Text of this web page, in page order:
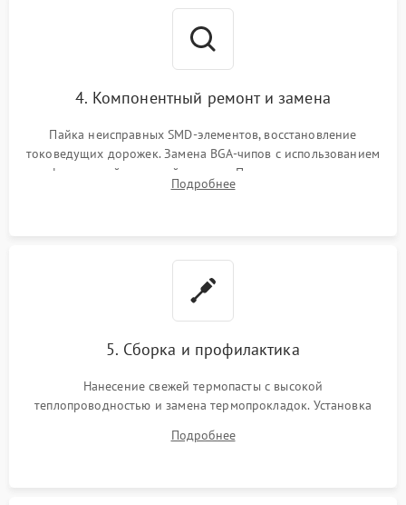
4. Компонентный ремонт и замена
Пайка неисправных SMD-элементов, восстановление
токоведущих дорожек. Замена BGA-чипов с использованием
инфракрасной паяльной станции. Прошивка микросхемы
BIOS или замена поврежденных портов USB
Подробнее
5. Сборка и профилактика
Нанесение свежей термопасты с высокой
теплопроводностью и замена термопрокладок. Установка
шлейфов, модулей памяти и накопителей. Предварительная
Подробнее